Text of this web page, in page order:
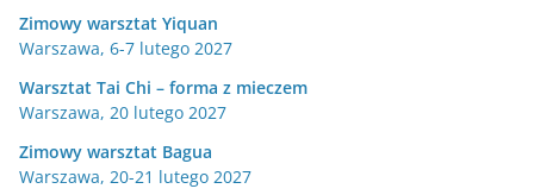
Zimowy warsztat Yiquan
Warszawa, 6-7 lutego 2027
Warsztat Tai Chi – forma z mieczem
Warszawa, 20 lutego 2027
Zimowy warsztat Bagua
Warszawa, 20-21 lutego 2027